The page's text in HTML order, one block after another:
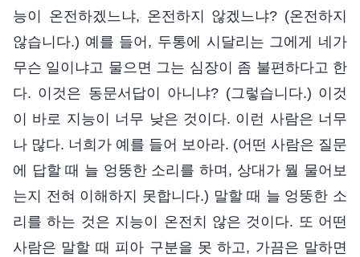
능이 온전하겠느냐, 온전하지 않겠느냐? (온전하지
않습니다.) 예를 들어, 두통에 시달리는 그에게 네가
무슨 일이냐고 물으면 그는 심장이 좀 불편하다고 한
다. 이것은 동문서답이 아니냐? (그렇습니다.) 이것
이 바로 지능이 너무 낮은 것이다. 이런 사람은 너무
나 많다. 너희가 예를 들어 보아라. (어떤 사람은 질문
에 답할 때 늘 엉뚱한 소리를 하며, 상대가 뭘 물어보
는지 전혀 이해하지 못합니다.) 말할 때 늘 엉뚱한 소
리를 하는 것은 지능이 온전치 않은 것이다. 또 어떤
사람은 말할 때 피아 구분을 못 하고, 가끔은 말하면